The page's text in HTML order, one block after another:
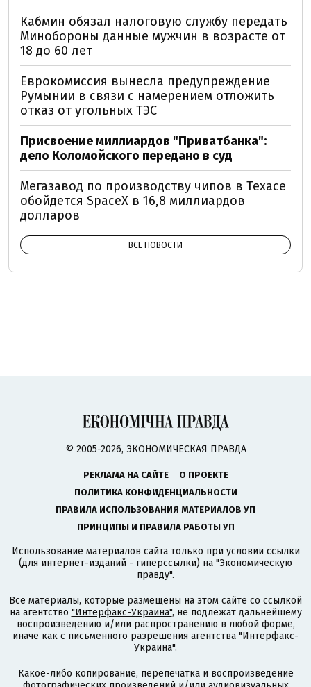
Кабмин обязал налоговую службу передать
Минобороны данные мужчин в возрасте от
18 до 60 лет
Еврокомиссия вынесла предупреждение
Румынии в связи с намерением отложить
отказ от угольных ТЭС
Присвоение миллиардов "Приватбанка":
дело Коломойского передано в суд
Мегазавод по производству чипов в Техасе
обойдется SpaceX в 16,8 миллиардов
долларов
ВСЕ НОВОСТИ
© 2005-2026, ЭКОНОМИЧЕСКАЯ ПРАВДА
РЕКЛАМА НА САЙТЕ
О ПРОЕКТЕ
ПОЛИТИКА КОНФИДЕНЦИАЛЬНОСТИ
ПРАВИЛА ИСПОЛЬЗОВАНИЯ МАТЕРИАЛОВ УП
ПРИНЦИПЫ И ПРАВИЛА РАБОТЫ УП
Использование материалов сайта только при условии ссылки
(для интернет-изданий - гиперссылки) на "Экономическую
правду".
Все материалы, которые размещены на этом сайте со ссылкой
на агентство "Интерфакс-Украина", не подлежат дальнейшему
воспроизведению и/или распространению в любой форме,
иначе как с письменного разрешения агентства "Интерфакс-
Украина".
Какое-либо копирование, перепечатка и воспроизведение